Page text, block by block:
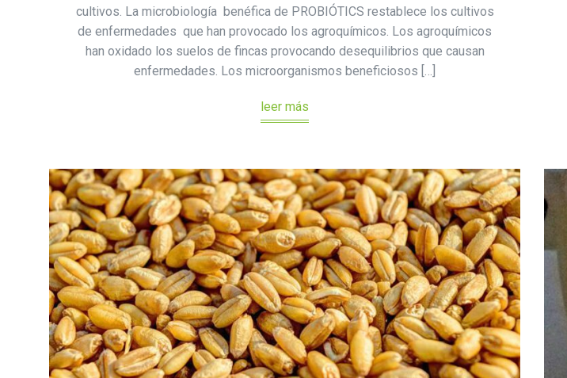
cultivos. La microbiología benéfica de PROBIÓTICS restablece los cultivos
de enfermedades que han provocado los agroquímicos. Los agroquímicos
han oxidado los suelos de fincas provocando desequilibrios que causan
enfermedades. Los microorganismos beneficiosos […]
leer más